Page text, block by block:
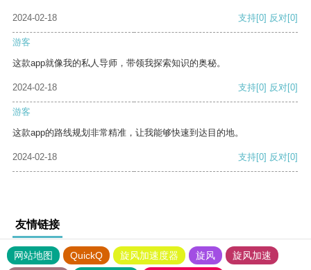
2024-02-18 支持[0] 反对[0]
游客
这款app就像我的私人导师，带领我探索知识的奥秘。
2024-02-18 支持[0] 反对[0]
游客
这款app的路线规划非常精准，让我能够快速到达目的地。
2024-02-18 支持[0] 反对[0]
友情链接
网站地图 QuickQ 旋风加速度器 旋风
旋风加速